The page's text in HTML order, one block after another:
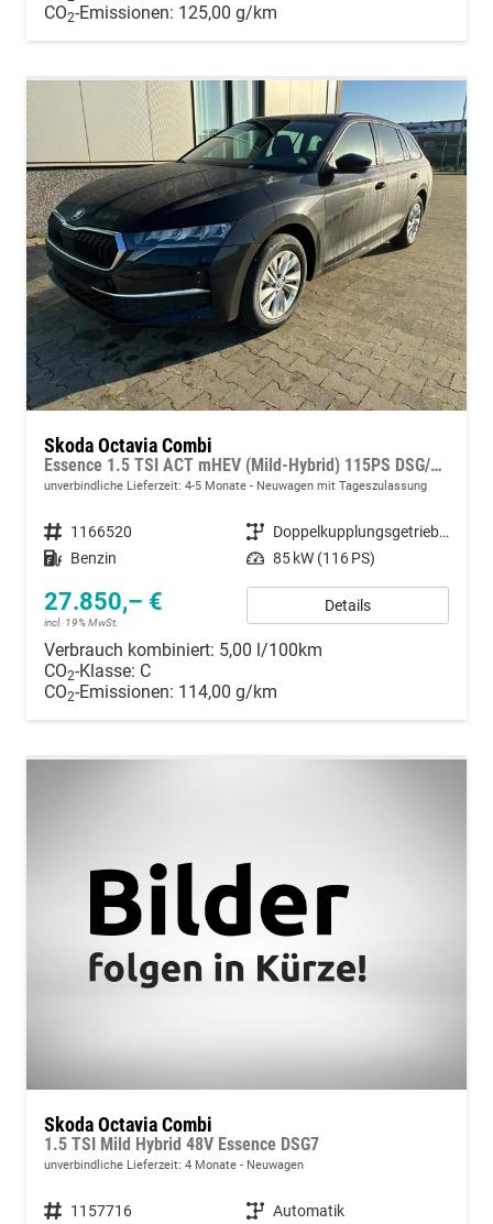
CO2-Emissionen: 125,00 g/km
Skoda Octavia Combi
Essence 1.5 TSI ACT mHEV (Mild-Hybrid) 115PS DSG/AUTOMATIK, 5 JAHRE GARANTIE, Climatronic, Parksensoren hinten, Sitzheizung, LED-Scheinwerfer, Radio 10" + Wireless Smartlink, Tempomat, Lederlenkrad, Dachreling
unverbindliche Lieferzeit: 4-5 Monate Neuwagen mit Tageszulassung
Fahrzeugnummer 1166520 Getriebe
Doppelkupplungsgetriebe (DSG)
Kraftstoff Benzin Leistung 85 kW (116 PS)
27.850,– €
incl. 19% MwSt.
Details
Verbrauch kombiniert: 5,00 l/100km
CO2-Klasse: C
CO2-Emissionen: 114,00 g/km
Skoda Octavia Combi
1.5 TSI Mild Hybrid 48V Essence DSG7
unverbindliche Lieferzeit: 4 Monate Neuwagen
Fahrzeugnummer 1157716 Getriebe Automatik